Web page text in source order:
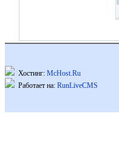
Хостинг: McHost.Ru
Работает на: RunLiveCMS